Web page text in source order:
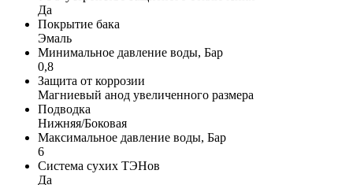
Да
Покрытие бака
Эмаль
Минимальное давление воды, Бар
0,8
Защита от коррозии
Магниевый анод увеличенного размера
Подводка
Нижняя/Боковая
Максимальное давление воды, Бар
6
Система сухих ТЭНов
Да